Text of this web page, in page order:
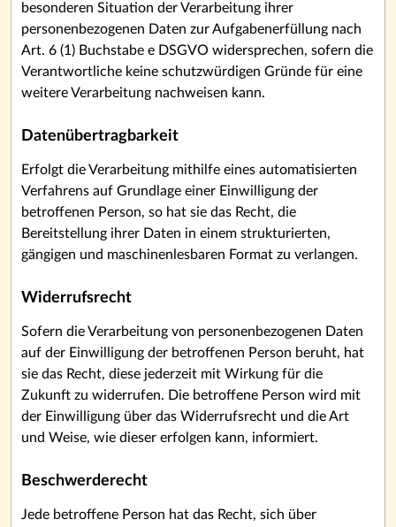
besonderen Situation der Verarbeitung ihrer
personenbezogenen Daten zur Aufgabenerfüllung nach
Art. 6 (1) Buchstabe e DSGVO widersprechen, sofern die
Verantwortliche keine schutzwürdigen Gründe für eine
weitere Verarbeitung nachweisen kann.
Datenübertragbarkeit
Erfolgt die Verarbeitung mithilfe eines automatisierten
Verfahrens auf Grundlage einer Einwilligung der
betroffenen Person, so hat sie das Recht, die
Bereitstellung ihrer Daten in einem strukturierten,
gängigen und maschinenlesbaren Format zu verlangen.
Widerrufsrecht
Sofern die Verarbeitung von personenbezogenen Daten
auf der Einwilligung der betroffenen Person beruht, hat
sie das Recht, diese jederzeit mit Wirkung für die
Zukunft zu widerrufen. Die betroffene Person wird mit
der Einwilligung über das Widerrufsrecht und die Art
und Weise, wie dieser erfolgen kann, informiert.
Beschwerderecht
Jede betroffene Person hat das Recht, sich über